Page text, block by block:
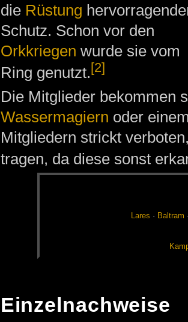
die Rüstung
Schutz. Schon vor den
Orkkriegen wurde sie vom
Ring genutzt.[2]
Die Mitglieder bekommen
Wassermagiern oder
Mitgliedern strickt
tragen, da diese sonst
La­res · Bal­tram
Einzelnachweise